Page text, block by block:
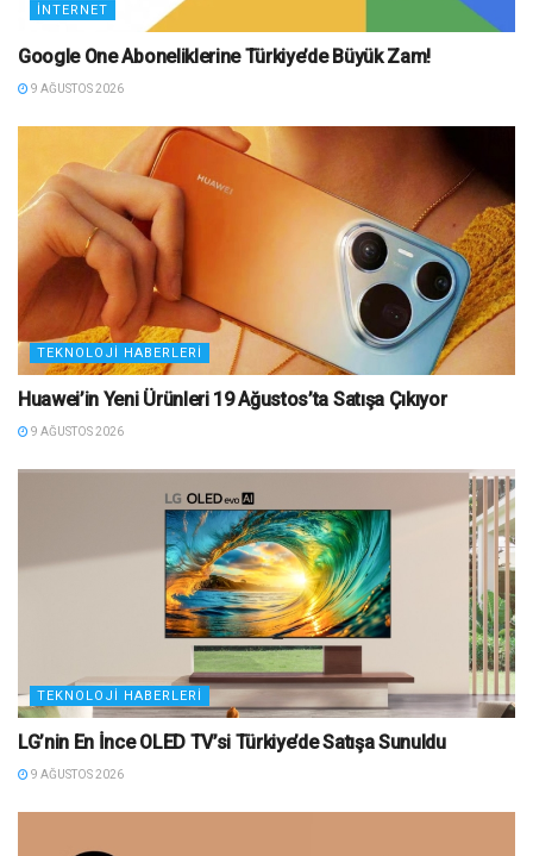
İNTERNET
Google One Aboneliklerine Türkiye’de Büyük Zam!
9 AĞUSTOS 2026
TEKNOLOJI HABERLERI
Huawei’in Yeni Ürünleri 19 Ağustos’ta Satışa Çıkıyor
9 AĞUSTOS 2026
TEKNOLOJI HABERLERI
LG’nin En İnce OLED TV’si Türkiye’de Satışa Sunuldu
9 AĞUSTOS 2026